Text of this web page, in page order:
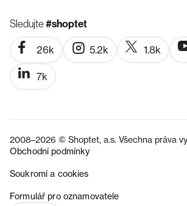
Sledujte#shoptet
26k 5.2k 1.8k
7k
2008–2026 © Shoptet, a.s. Všechna práva
Obchodní podmínky
Soukromí a cookies
Formulář pro oznamovatele